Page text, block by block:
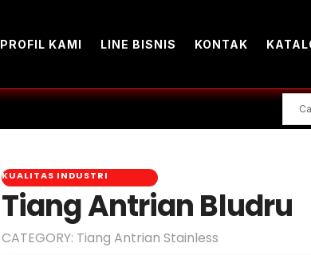
PROFIL KAMI LINE BISNIS KONTAK
KUALITAS INDUSTRI
Tiang Antrian Bludru
CATEGORY: Tiang Antrian Stainless